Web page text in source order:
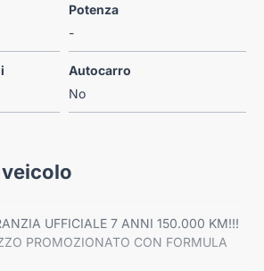
Potenza
-
Autocarro
No
UFFICIALE 7 ANNI 150.000 KM!!!
PROMOZIONATO CON FORMULA